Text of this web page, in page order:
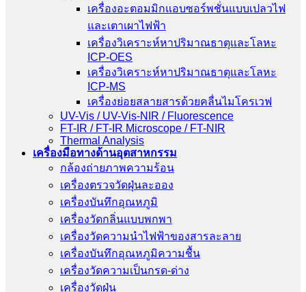
เครื่องอะตอมมิกแอบซอร์พชั่นแบบเปลวไฟ
และเตาเผาไฟฟ้า
เครื่องวิเคราะห์หาปริมาณธาตุและโลหะ
ICP-OES
เครื่องวิเคราะห์หาปริมาณธาตุและโลหะ
ICP-MS
เครื่องย่อยสลายสารด้วยคลื่นไมโครเวฟ
UV-Vis / UV-Vis-NIR / Fluorescence
FT-IR / FT-IR Microscope / FT-NIR
Thermal Analysis
เครื่องมือทางด้านอุตสาหกรรม
กล้องถ่ายภาพความร้อน
เครื่องตรวจวัดฝุ่นละออง
เครื่องบันทึกอุณหภูมิ
เครื่องวัดกลิ่นแบบพกพา
เครื่องวัดความนําไฟฟ้าของสารละลาย
เครื่องบันทึกอุณหภูมิความชื้น
เครื่องวัดความเป็นกรด-ด่าง
เครื่องวัดฝุ่น